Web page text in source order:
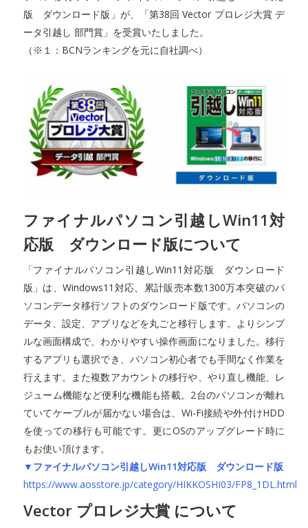
版 ダウンロード版」が、「第38回 Vector プロレジ大賞 デ
ータ引越し 部門賞」を受賞いたしました。
（※１：BCNランキングを元に自社調べ）
ファイナルパソコン引越しWin11対
応版 ダウンロード版について
「ファイナルパソコン引越しWin11対応版 ダウンロード
版」は、Windows11対応、累計販売本数1300万本突破のパ
ソコンデータ移行ソフトのダウンロード版です。パソコンの
データ、設定、アプリなどを丸ごと移行します。よりシンプ
ルな画面構成で、わかりやすい操作画面になりました。移行
するアプリも選択でき、パソコン初心者でも手間なく作業を
行えます。また複数アカウントの移行や、やり直し機能、レ
ジューム機能など便利な機能も搭載。2台のパソコンが離れ
ていてケーブルが届かない場合は、Wi-Fi接続や外付けHDD
を使っての移行も可能です。更にOSのアップグレード時に
もお使い頂けます。
▼ファイナルパソコン引越しWin11対応版 ダウンロード版
https://www.aosstore.jp/category/HIKKOSHI03/FP8_1DL.html
Vector プロレジ大賞 について